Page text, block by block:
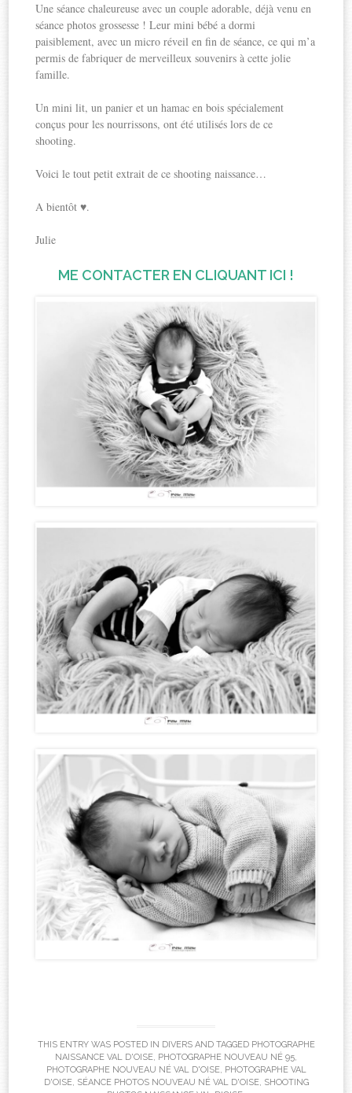
Une séance chaleureuse avec un couple adorable, déjà venu en
séance photos grossesse ! Leur mini bébé a dormi
paisiblement, avec un micro réveil en fin de séance, ce qui m’a
permis de fabriquer de merveilleux souvenirs à cette jolie
famille.
Un mini lit, un panier et un hamac en bois spécialement
conçus pour les nourrissons, ont été utilisés lors de ce
shooting.
Voici le tout petit extrait de ce shooting naissance…
A bientôt ♥.
Julie
ME CONTACTER EN CLIQUANT ICI !
THIS ENTRY WAS POSTED IN DIVERSAND TAGGED PHOTOGRAPHE
NAISSANCE VAL D'OISE PHOTOGRAPHE NOUVEAU NÉ 95
PHOTOGRAPHE NOUVEAU NÉ VAL D'OISE, PHOTOGRAPHE VAL
D'OISE, SÉANCE PHOTOS NOUVEAU NÉ VAL D'OISE, SHOOTING